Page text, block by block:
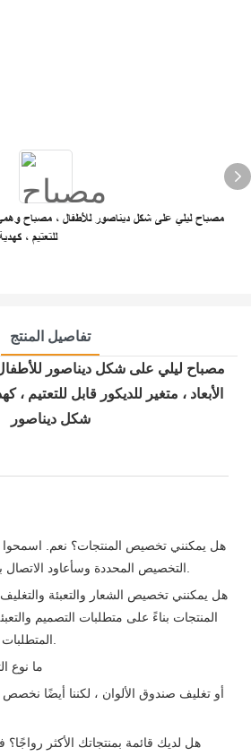
مصباح ليلي على شكل ديناصور للأطفال ، مصباح وهمي
للتعتيم ،
تفاصيل المنتج
مصباح ليلي على شكل ديناصور
الأبعاد ، متغير للديكور قابل للتعتيم
شكل ديناصور
المنتجات بناءً على متطلبات التصميم
3. ما